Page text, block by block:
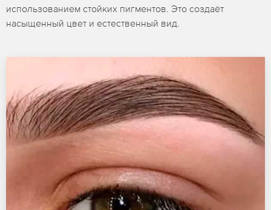
использованием стойких пигментов. Это создаёт
насыщенный цвет и естественный вид.